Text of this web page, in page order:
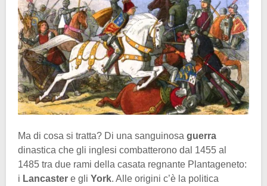
Ma di cosa si tratta? Di una sanguinosa guerra
dinastica che gli inglesi combatterono dal 1455 al
1485 tra due rami della casata regnante Plantageneto:
i Lancaster e gli York. Alle origini c’è la politica